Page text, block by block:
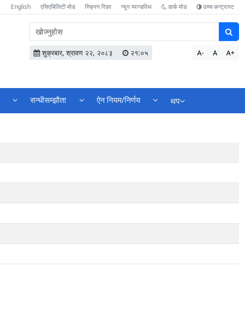
English एसिएबिलिटी मोड स्क्रिन रिडर न्यून व्यान्डविथ डार्क मोड उच्च कन्ट्रास्ट
वेबसाइटमा
सामग्री
खोज्नुहोस
शुक्रबार, श्रावण २२, २०८३ २१:०५ A- A A+
सन्धीसम्झौता ऐन नियम/निर्णय थप